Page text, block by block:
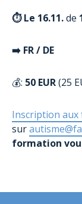
⏱️Le 16.11.de
➡️ FR / DE
💰: 50 EUR(25
Inscription
sur
formation